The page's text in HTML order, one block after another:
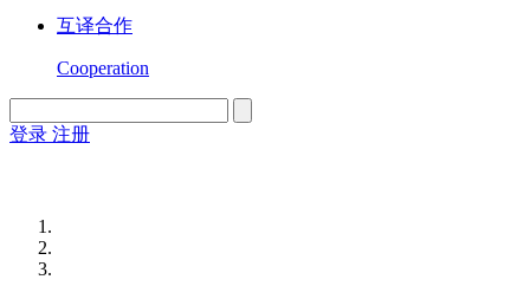
互译合作
Cooperation
登录 注册